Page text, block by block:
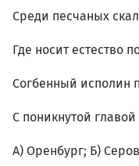
Среди песчаных
Где носит естество
Согбенный исполин
С поникнутой
А) Оренбург; Б)